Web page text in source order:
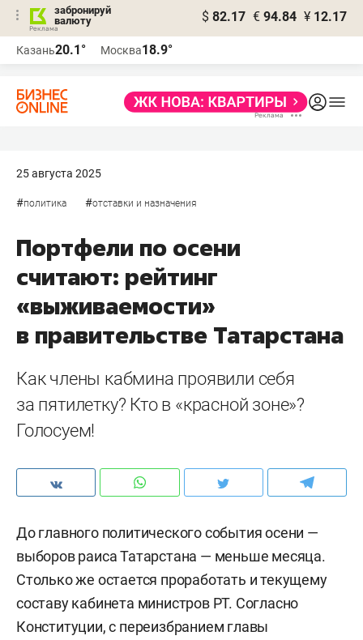
забронируй
валюту
$ 82.17 € 94.84 ¥ 12.17
Казань20.1° Москва18.9°
25 августа 2025
#политика #отставки и назначения
Портфели по осени
считают: рейтинг
«выживаемости»
в правительстве Татарстана
Как члены кабмина проявили себя
за пятилетку? Кто в «красной зоне»?
Голосуем!
До главного политического события осени —
выборов раиса Татарстана — меньше месяца.
Столько же остается проработать и текущему
составу кабинета министров РТ. Согласно
Конституции, с переизбранием главы